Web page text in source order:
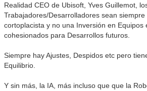
Realidad CEO de Ubisoft, Yves Guillemot,
Trabajadores/Desarrolladores sean
cortoplacista y no una Inversión en Equipos
cohesionados para Desarrollos futuros.
Siempre hay Ajustes, Despidos etc pero
Equilibrio.
Y sin más, la IA, más incluso que que la